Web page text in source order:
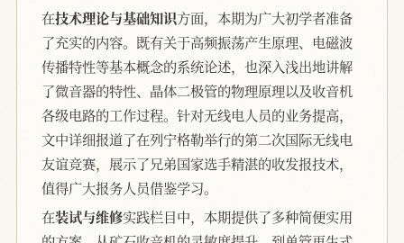
在技术理论与基础知识方面，本期为广大初学者准备
了充实的内容。既有关于高频振荡产生原理、电磁波
传播特性等基本概念的系统论述，也深入浅出地讲解
了微音器的特性、晶体二极管的物理原理以及收音机
各级电路的工作过程。针对无线电人员的业务提高，
文中详细报道了在列宁格勒举行的第二次国际无线电
友谊竞赛，展示了兄弟国家选手精湛的收发报技术，
值得广大报务人员借鉴学习。
在装试与维修实践栏目中，本期提供了多种简便实用